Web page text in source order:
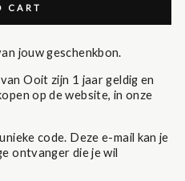
CART
jouw geschenkbon.
Ooit zijn 1 jaar geldig en
op de website, in onze
code. Deze e-mail kan je
ontvanger die je wil